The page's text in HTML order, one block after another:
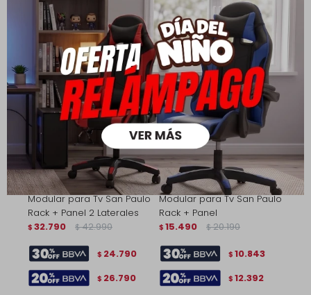
11.272 11.272
Modular para Tv San Paulo
Rack + Panel 2 Laterales
$ 32.790 $ 42.990
$ 24.790
$ 26.790
Modular para Tv San Paulo
Rack + Panel
$ 15.490 $ 20.190
$ 10.843
$ 12.392